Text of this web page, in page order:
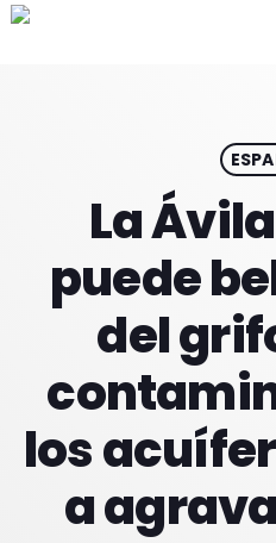
HOME
PROGRAMACION
NUESTRAS FRECUENCIAS
La
puede
del
los
a